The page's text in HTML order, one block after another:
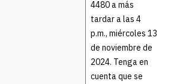
4480 a más
tardar a las 4
p.m., miércoles 13
de noviembre de
2024. Tenga en
cuenta que se